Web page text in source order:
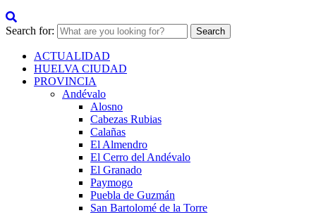
Search for:
ACTUALIDAD
HUELVA CIUDAD
PROVINCIA
Andévalo
Alosno
Cabezas Rubias
Calañas
El Almendro
El Cerro del Andévalo
El Granado
Paymogo
Puebla de Guzmán
San Bartolomé de la Torre